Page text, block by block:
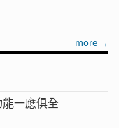
more →
一應俱全